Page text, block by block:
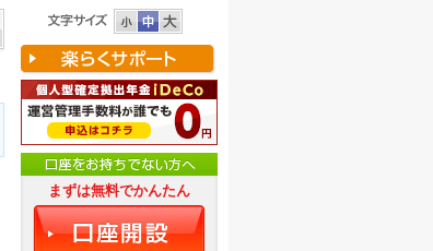
まずは無料でかんたん